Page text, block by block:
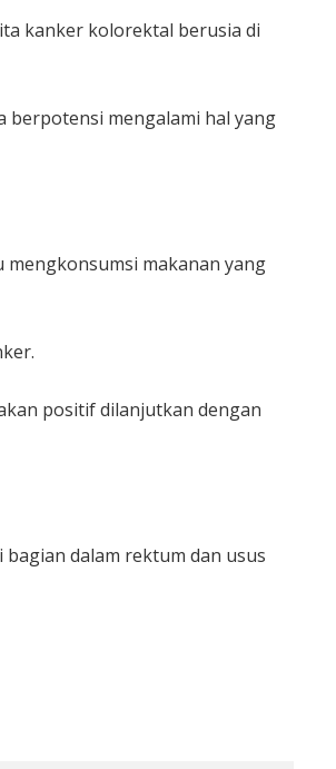
kanker kolorektal berusia di
berpotensi mengalami hal yang
mengkonsumsi makanan yang
positif dilanjutkan dengan
dalam rektum dan usus